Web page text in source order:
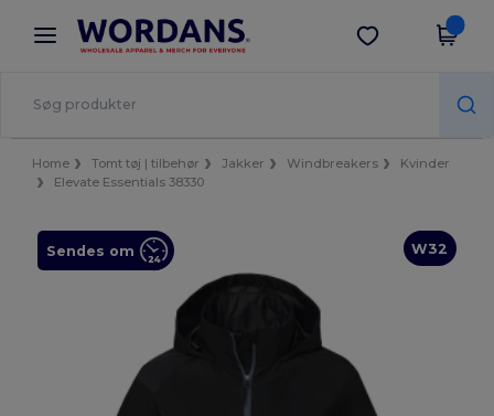
× Wordans-app
Bedre priser i appen!
Hent app
Home Tomt tøj | tilbehør Jakker Windbreakers
Kvinder
Elevate Essentials 38330
W32
Sendes om